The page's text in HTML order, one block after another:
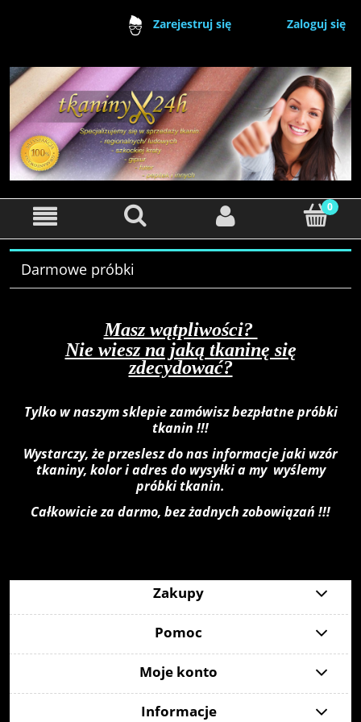
Zarejestruj się Zaloguj się
Darmowe próbki
Masz wątpliwości?
Nie wiesz na jaką tkaninę się
zdecydować?
Tylko w naszym sklepie zamówisz bezpłatne próbki
tkanin !!!
Wystarczy, że przeslesz do nas informacje jaki wzór
tkaniny, kolor i adres do wysyłki a my wyślemy
próbki tkanin.
Całkowicie za darmo, bez żadnych zobowiązań !!!
Zakupy
Pomoc
Moje konto
Informacje